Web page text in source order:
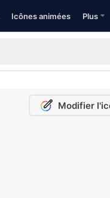
Icônes animées Plus
Modifier